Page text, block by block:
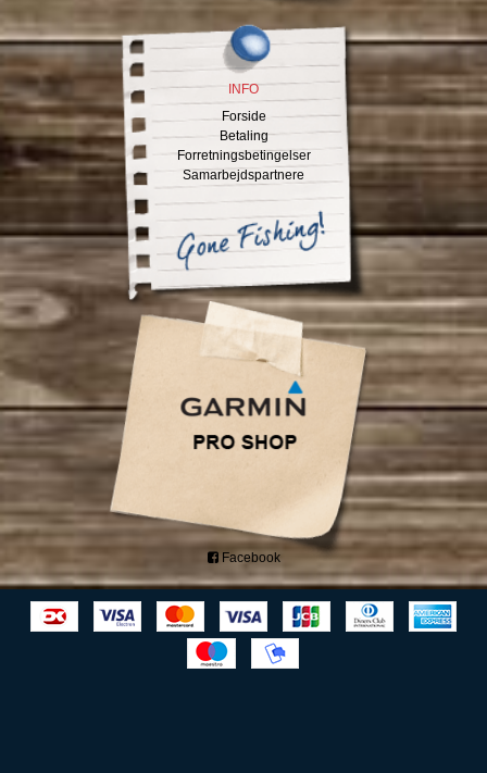
INFO
Forside
Betaling
Forretningsbetingelser
Samarbejdspartnere
Facebook